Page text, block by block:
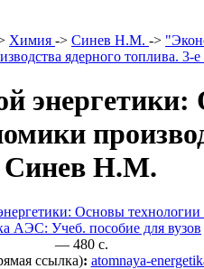
Химия -> Синев Н.М. ->
ядерного топлива. 3-е
Синев Н.М.
Основы технологии
АЭС: Учеб. пособие для вузов
— 480 c.
ссылка): atomnaya-